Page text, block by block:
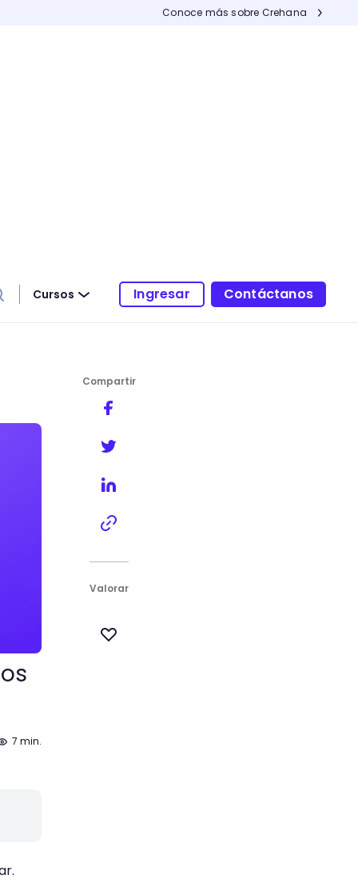
Conoce más sobre Crehana
Cursos Ingresar Contáctanos
7 min.
Compartir
Valorar